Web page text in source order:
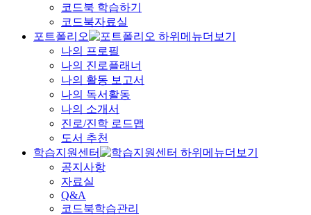
코드북 학습하기
코드북자료실
포트폴리오
나의 프로필
나의 진로플래너
나의 활동 보고서
나의 독서활동
나의 소개서
진로/진학 로드맵
도서 추천
학습지원센터
공지사항
자료실
Q&A
코드북학습관리